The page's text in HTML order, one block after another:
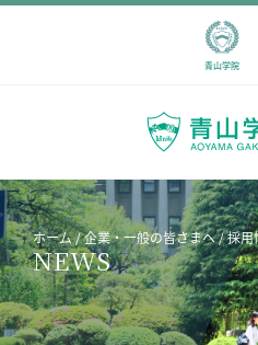
青山学院
ホーム 企業・一般の皆さまへ 採用
NEWS